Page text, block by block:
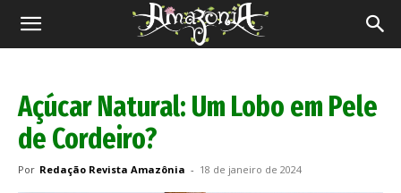
Revista
Açúcar Natural: Um Lobo em Pele
de Cordeiro?
Por Redação Revista Amazônia - 18 de janeiro de 2024